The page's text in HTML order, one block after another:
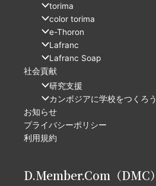
torima
color torima
e-Thoron
Lafranc
Lafranc Soap
社会貢献
研究支援
カンボジアに学校をつくろう
お知らせ
プライバシーポリシー
利用規約
D.Member.Com（DMC）